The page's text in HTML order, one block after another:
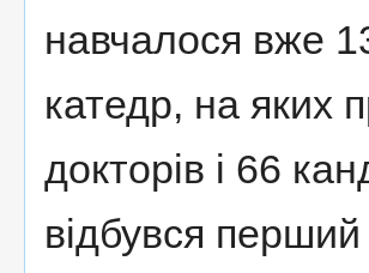
навчалося вже
катедр, на яких
докторiв i 66
вiдбувся перший